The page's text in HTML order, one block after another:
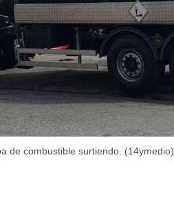
de combustible surtiendo. (14ymedio)